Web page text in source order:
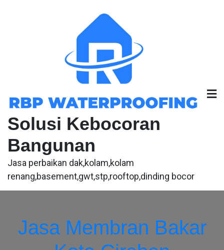
Solusi Kebocoran
Bangunan
Jasa perbaikan dak,kolam,kolam
renang,basement,gwt,stp,rooftop,dinding bocor
Jasa Membran Bakar